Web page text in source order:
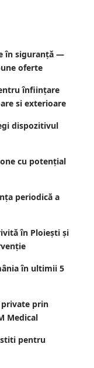
în siguranță —
oferte
înființare
si exterioare
dispozitivul
cu potențial
periodică a
în Ploiești și
în ultimii 5
prin
Medical
stiti pentru